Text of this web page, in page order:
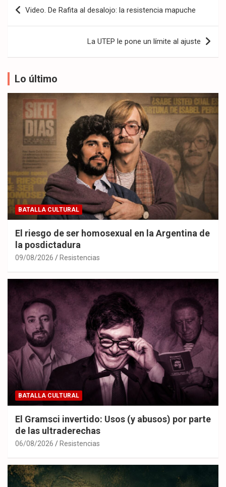
de
Video. De Rafita al desalojo: la resistencia mapuche
La UTEP le pone un límite al ajuste
Lo último
BATALLA CULTURAL
El riesgo de ser homosexual en la Argentina de
la posdictadura
09/08/2026 Resistencias
BATALLA CULTURAL
El Gramsci invertido: Usos (y abusos) por parte
de las ultraderechas
06/08/2026 Resistencias